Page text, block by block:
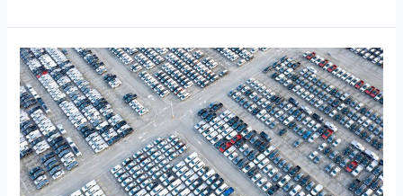
Cette
incroyable
victoire
de
l’industrie
automobile
européenne